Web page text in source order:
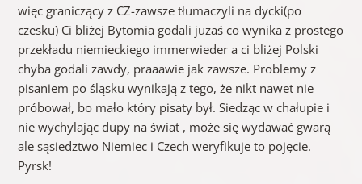
więc graniczący z CZ-zawsze tłumaczyli na dycki(po
czesku) Ci bliżej Bytomia godali juzaś co wynika z prostego
przekładu niemieckiego immerwieder a ci bliżej Polski
chyba godali zawdy, praaawie jak zawsze. Problemy z
pisaniem po śląsku wynikają z tego, że nikt nawet nie
próbował, bo mało który pisaty był. Siedząc w chałupie i
nie wychylając dupy na świat , może się wydawać gwarą
ale sąsiedztwo Niemiec i Czech weryfikuje to pojęcie.
Pyrsk!